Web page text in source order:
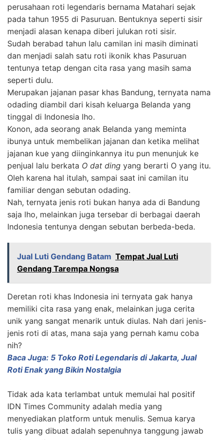
perusahaan roti legendaris bernama Matahari sejak
pada tahun 1955 di Pasuruan. Bentuknya seperti sisir
menjadi alasan kenapa diberi julukan roti sisir.
Sudah berabad tahun lalu camilan ini masih diminati
dan menjadi salah satu roti ikonik khas Pasuruan
tentunya tetap dengan cita rasa yang masih sama
seperti dulu.
Merupakan jajanan pasar khas Bandung, ternyata nama
odading diambil dari kisah keluarga Belanda yang
tinggal di Indonesia lho.
Konon, ada seorang anak Belanda yang meminta
ibunya untuk membelikan jajanan dan ketika melihat
jajanan kue yang diinginkannya itu pun menunjuk ke
penjual lalu berkata O dat ding yang berarti O yang itu.
Oleh karena hal itulah, sampai saat ini camilan itu
familiar dengan sebutan odading.
Nah, ternyata jenis roti bukan hanya ada di Bandung
saja lho, melainkan juga tersebar di berbagai daerah
Indonesia tentunya dengan sebutan berbeda-beda.
Jual Luti Gendang Batam Tempat Jual Luti
Gendang Tarempa Nongsa
Deretan roti khas Indonesia ini ternyata gak hanya
memiliki cita rasa yang enak, melainkan juga cerita
unik yang sangat menarik untuk diulas. Nah dari jenis-
jenis roti di atas, mana saja yang pernah kamu coba
nih?
Baca Juga: 5 Toko Roti Legendaris di Jakarta, Jual
Roti Enak yang Bikin Nostalgia
Tidak ada kata terlambat untuk memulai hal positif
IDN Times Community adalah media yang
menyediakan platform untuk menulis. Semua karya
tulis yang dibuat adalah sepenuhnya tanggung jawab